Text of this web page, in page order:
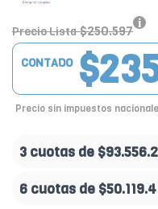
Precio Lista $250.597
CONTADO
Precio sin impuestos
3 cuotas de
6 cuotas de $50.119.4